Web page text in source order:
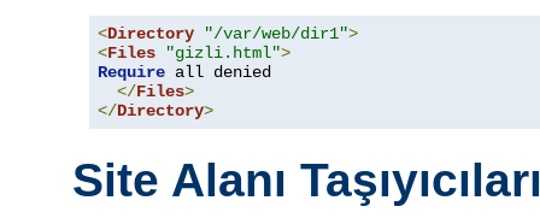
<Directory "/var/web/dir1">
<Files "gizli.html">
Require all denied
</Files>
</Directory>
Site Alanı